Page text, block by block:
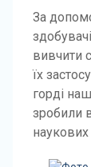
За
вивчити
їх
горді
зробили